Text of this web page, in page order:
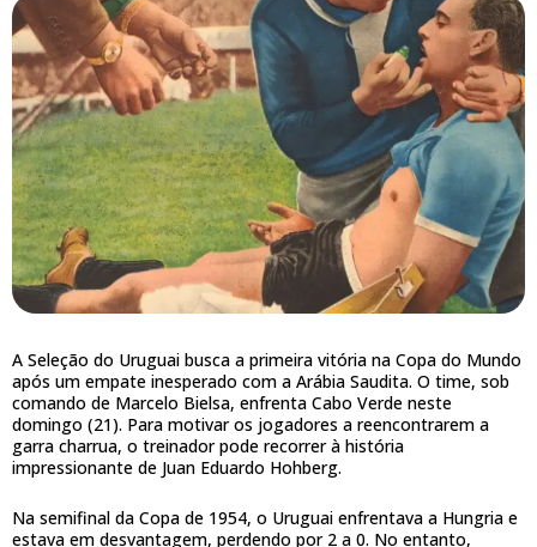
A Seleção do Uruguai busca a primeira vitória na Copa do Mundo
após um empate inesperado com a Arábia Saudita. O time, sob
comando de Marcelo Bielsa, enfrenta Cabo Verde neste
domingo (21). Para motivar os jogadores a reencontrarem a
garra charrua, o treinador pode recorrer à história
impressionante de Juan Eduardo Hohberg.
Na semifinal da Copa de 1954, o Uruguai enfrentava a Hungria e
estava em desvantagem, perdendo por 2 a 0. No entanto,